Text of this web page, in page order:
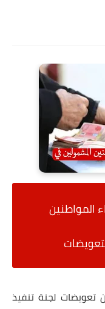
المواطنين
تعويضات لجنة تنفيذ